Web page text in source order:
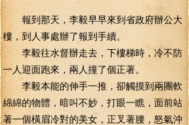
報到那天，李毅早早來到省政府辦公大
樓，到人事處辦了報到手續。
李毅往水督辦走去，下樓梯時，冷不防
一人迎面跑來，兩人撞了個正著。
李毅本能的伸手一推，卻觸摸到兩團軟
綿綿的物體，暗叫不妙，打眼一瞧，面前站
著一個橫眉冷對的美女，正叉著腰，怒氣沖